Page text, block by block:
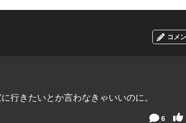
コメ
行きたいとか言わなきゃいいのに。
6